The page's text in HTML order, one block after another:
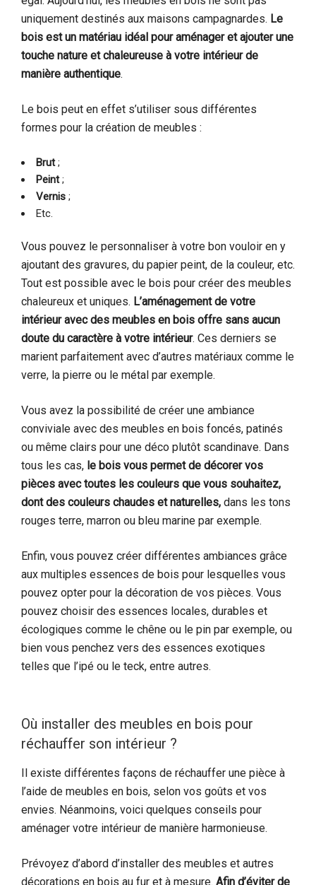
uniquement destinés aux maisons campagnardes. Le
bois est un matériau idéal pour aménager et ajouter une
touche nature et chaleureuse à votre intérieur de
manière authentique.
Le bois peut en effet s’utiliser sous différentes
formes pour la création de meubles :
Brut;
Peint;
Vernis ;
Etc.
Vous pouvez le personnaliser à votre bon vouloir en y
ajoutant des gravures, du papier peint, de la couleur, etc.
Tout est possible avec le bois pour créer des meubles
chaleureux et uniques. L’aménagement de votre
intérieur avec des meubles en bois offre sans aucun
doute du caractère à votre intérieur. Ces derniers se
marient parfaitement avec d’autres matériaux comme le
verre, la pierre ou le métal par exemple.
Vous avez la possibilité de créer une ambiance
conviviale avec des meubles en bois foncés, patinés
ou même clairs pour une déco plutôt scandinave. Dans
tous les cas, le bois vous permet de décorer vos
pièces avec toutes les couleurs que vous souhaitez,
dont des couleurs chaudes et naturelles, dans les tons
rouges terre, marron ou bleu marine par exemple.
Enfin, vous pouvez créer différentes ambiances grâce
aux multiples essences de bois pour lesquelles vous
pouvez opter pour la décoration de vos pièces. Vous
pouvez choisir des essences locales, durables et
écologiques comme le chêne ou le pin par exemple, ou
bien vous penchez vers des essences exotiques
telles que l’ipé ou le teck, entre autres.
Où installer des meubles en bois pour
réchauffer son intérieur ?
Il existe différentes façons de réchauffer une pièce à
l’aide de meubles en bois, selon vos goûts et vos
envies. Néanmoins, voici quelques conseils pour
aménager votre intérieur de manière harmonieuse.
Prévoyez d’abord d’installer des meubles et autres
décorations en bois au fur et à mesure. Afin d’éviter de